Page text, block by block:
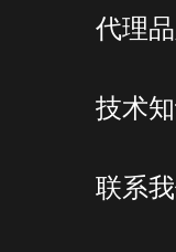
代理
技术
联系